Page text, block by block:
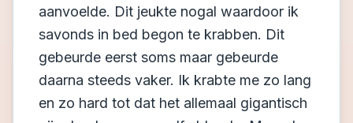
aanvoelde. Dit jeukte nogal waardoor ik
savonds in bed begon te krabben. Dit
gebeurde eerst soms maar gebeurde
daarna steeds vaker. Ik krabte me zo lang
en zo hard tot dat het allemaal gigantisch